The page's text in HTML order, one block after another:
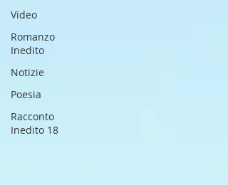
Video
Romanzo
Inedito
Notizie
Poesia
Racconto
Inedito 18